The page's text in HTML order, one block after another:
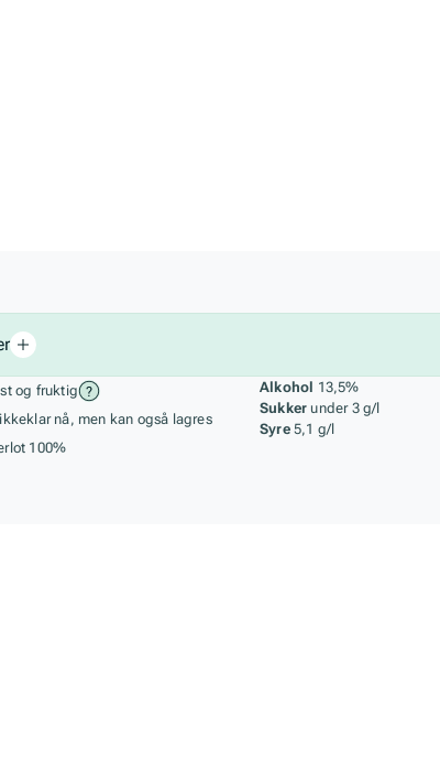
og råstoff
og fruktig
nå, men kan også lagres
100%
Alkohol 13,5%
Sukker under 3 g/l
Syre 5,1 g/l